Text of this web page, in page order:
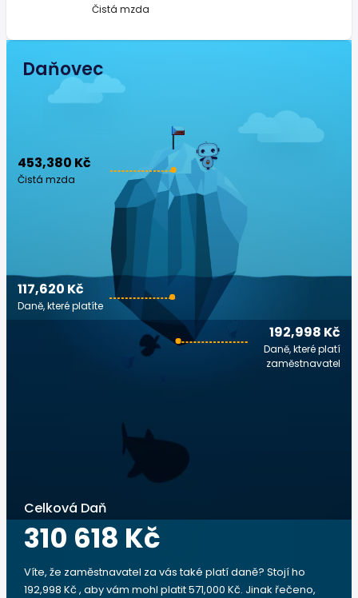
Čistá mzda
Daňovec
453,380 Kč
Čistá mzda
192,998 Kč
Daně, které platí
zaměstnavatel
117,620 Kč
Daně, které platíte
Celková Daň
310 618 Kč
Víte, že zaměstnavatel za vás také platí daně? Stojí ho
192,998 Kč , aby vám mohl platit 571,000 Kč. Jinak řečeno,